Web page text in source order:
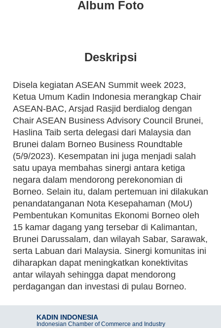
Album Foto
Deskripsi
Disela kegiatan ASEAN Summit week 2023,
Ketua Umum Kadin Indonesia merangkap Chair
ASEAN-BAC, Arsjad Rasjid berdialog dengan
Chair ASEAN Business Advisory Council Brunei,
Haslina Taib serta delegasi dari Malaysia dan
Brunei dalam Borneo Business Roundtable
(5/9/2023). Kesempatan ini juga menjadi salah
satu upaya membahas sinergi antara ketiga
negara dalam mendorong perekonomian di
Borneo. Selain itu, dalam pertemuan ini dilakukan
penandatanganan Nota Kesepahaman (MoU)
Pembentukan Komunitas Ekonomi Borneo oleh
15 kamar dagang yang tersebar di Kalimantan,
Brunei Darussalam, dan wilayah Sabar, Sarawak,
serta Labuan dari Malaysia. Sinergi komunitas ini
diharapkan dapat meningkatkan konektivitas
antar wilayah sehingga dapat mendorong
perdagangan dan investasi di pulau Borneo.
KADIN INDONESIA
Indonesian Chamber of Commerce and Industry